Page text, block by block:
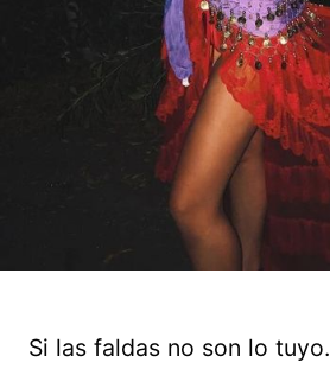
Si las faldas no son lo tuyo.